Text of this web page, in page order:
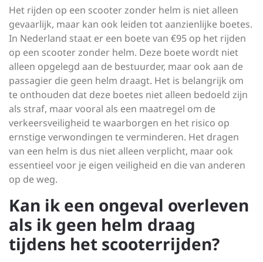
Het rijden op een scooter zonder helm is niet alleen
gevaarlijk, maar kan ook leiden tot aanzienlijke boetes.
In Nederland staat er een boete van €95 op het rijden
op een scooter zonder helm. Deze boete wordt niet
alleen opgelegd aan de bestuurder, maar ook aan de
passagier die geen helm draagt. Het is belangrijk om
te onthouden dat deze boetes niet alleen bedoeld zijn
als straf, maar vooral als een maatregel om de
verkeersveiligheid te waarborgen en het risico op
ernstige verwondingen te verminderen. Het dragen
van een helm is dus niet alleen verplicht, maar ook
essentieel voor je eigen veiligheid en die van anderen
op de weg.
Kan ik een ongeval overleven
als ik geen helm draag
tijdens het scooterrijden?